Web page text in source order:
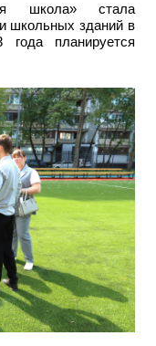
школа» стала
школьных зданий в
планируется